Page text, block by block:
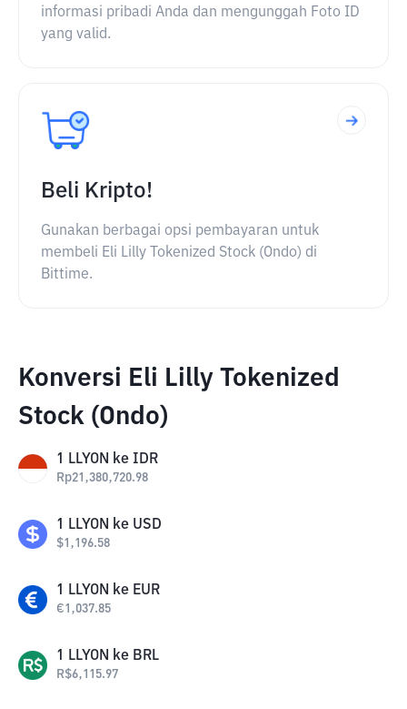
informasi pribadi Anda dan mengunggah Foto ID
yang valid.
Beli Kripto!
Gunakan berbagai opsi pembayaran untuk
membeli Eli Lilly Tokenized Stock (Ondo) di
Bittime.
Konversi Eli Lilly Tokenized
Stock (Ondo)
1 LLYON ke IDR
Rp21,380,720.98
1 LLYON ke USD
$1,196.58
1 LLYON ke EUR
€1,037.85
1 LLYON ke BRL
R$6,115.97